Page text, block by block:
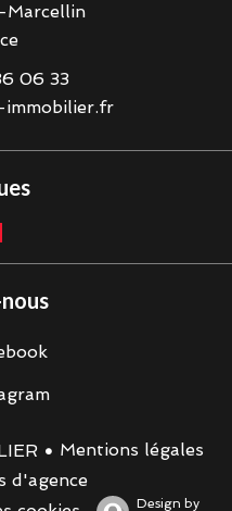
Marcellin
06 33
immobilier.fr
Mentions légales
d'agence
Design by